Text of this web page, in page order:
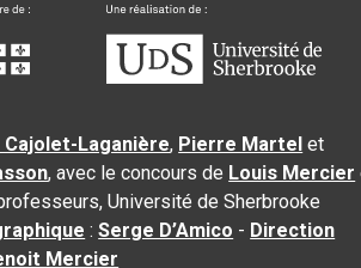
Cajolet-Laganière, Pierre Martel et
, avec le concours de Louis Mercier
Université de Sherbrooke
:Serge D’Amico - Direction
Mercier